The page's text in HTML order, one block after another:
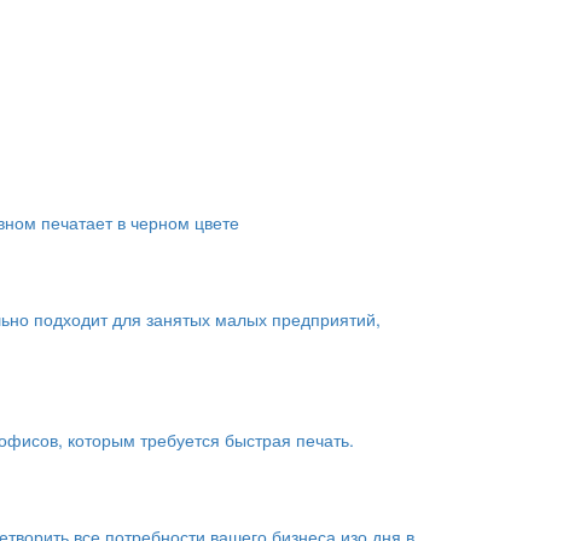
печатает в черном цвете
подходит для занятых малых предприятий,
которым требуется быстрая печать.
все потребности вашего бизнеса изо дня в